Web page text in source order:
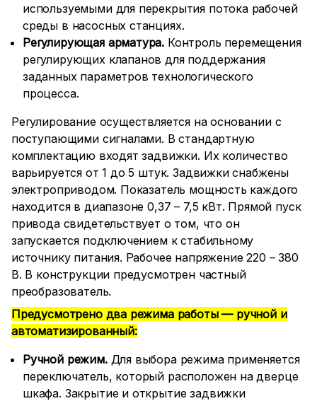
используемыми для перекрытия потока рабочей
среды в насосных станциях.
Регулирующая арматура. Контроль перемещения
регулирующих клапанов для поддержания
заданных параметров технологического
процесса.
Регулирование осуществляется на основании с
поступающими сигналами. В стандартную
комплектацию входят задвижки. Их количество
варьируется от 1 до 5 штук. Задвижки снабжены
электроприводом. Показатель мощность каждого
находится в диапазоне 0,37 – 7,5 кВт. Прямой пуск
привода свидетельствует о том, что он
запускается подключением к стабильному
источнику питания. Рабочее напряжение 220 – 380
В. В конструкции предусмотрен частный
преобразователь.
Предусмотрено два режима работы — ручной и
автоматизированный:
Ручной режим.Для выбора режима применяется
переключатель, который расположен на дверце
шкафа. Закрытие и открытие задвижки